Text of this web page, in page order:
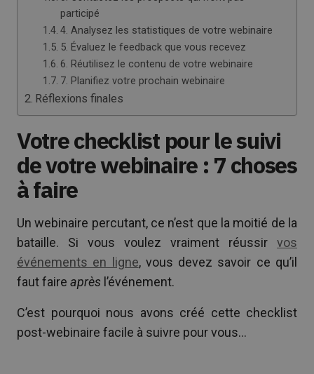
participé
4. Analysez les statistiques de votre webinaire
5. Évaluez le feedback que vous recevez
6. Réutilisez le contenu de votre webinaire
7. Planifiez votre prochain webinaire
Réflexions finales
Votre checklist pour le suivi
de votre webinaire : 7 choses
à faire
Un webinaire percutant, ce n’est que la moitié de la
bataille. Si vous voulez vraiment réussir vos
événements en ligne, vous devez savoir ce qu’il
faut faire après l’événement.
C’est pourquoi nous avons créé cette checklist
post-webinaire facile à suivre pour vous…